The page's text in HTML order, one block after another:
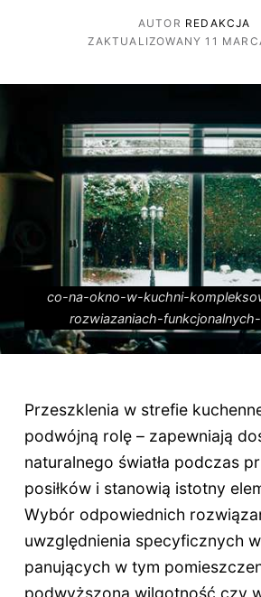
AUTOR REDAKCJA
ZAKTUALIZOWANY 11
co-na-okno-w-kuchni-
rozwiazaniach-
Przeszklenia w strefie
podwójną rolę – zapewniają
naturalnego światła podczas
posiłków i stanowią istotny
Wybór odpowiednich
uwzględnienia specyficznych
panujących w tym
podwyższona wilgotność czy